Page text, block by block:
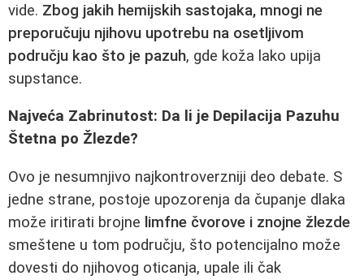
vide. Zbog jakih hemijskih sastojaka, mnogi ne
preporučuju njihovu upotrebu na osetljivom
području kao što je pazuh, gde koža lako upija
supstance.
Najveća Zabrinutost: Da li je Depilacija Pazuhu
Štetna po Žlezde?
Ovo je nesumnjivo najkontroverzniji deo debate. S
jedne strane, postoje upozorenja da čupanje dlaka
može iritirati brojne limfne čvorove i znojne žlezde
smeštene u tom području, što potencijalno može
dovesti do njihovog oticanja, upale ili čak